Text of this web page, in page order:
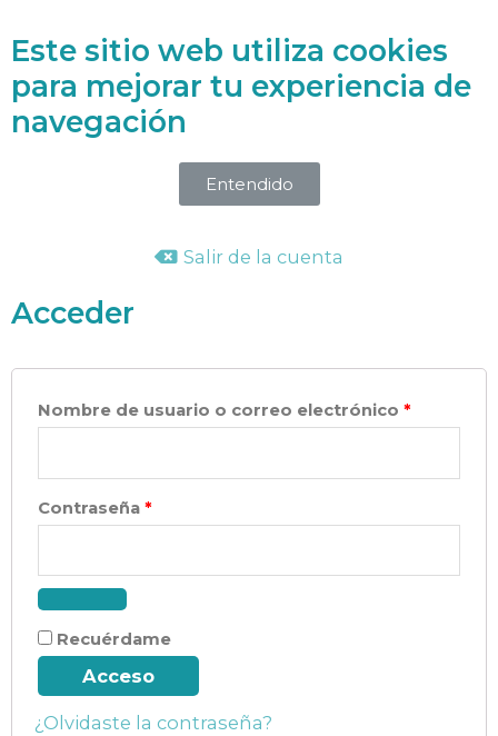
Accede a la Biblioteca Holística
Salir de la cuenta
Acceder
Nombre de usuario o correo electrónico *
Contraseña *
Recuérdame
Acceso
¿Olvidaste la contraseña?
Este sitio web utiliza cookies
para mejorar tu experiencia de
navegación
Entendido